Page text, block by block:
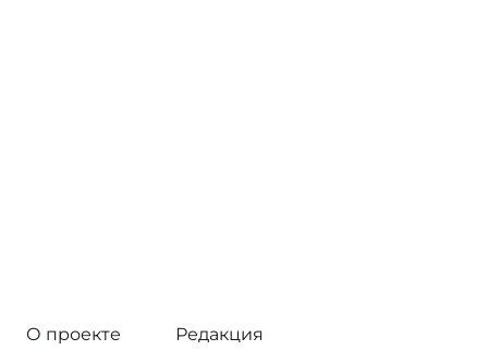
О проекте
Редакция